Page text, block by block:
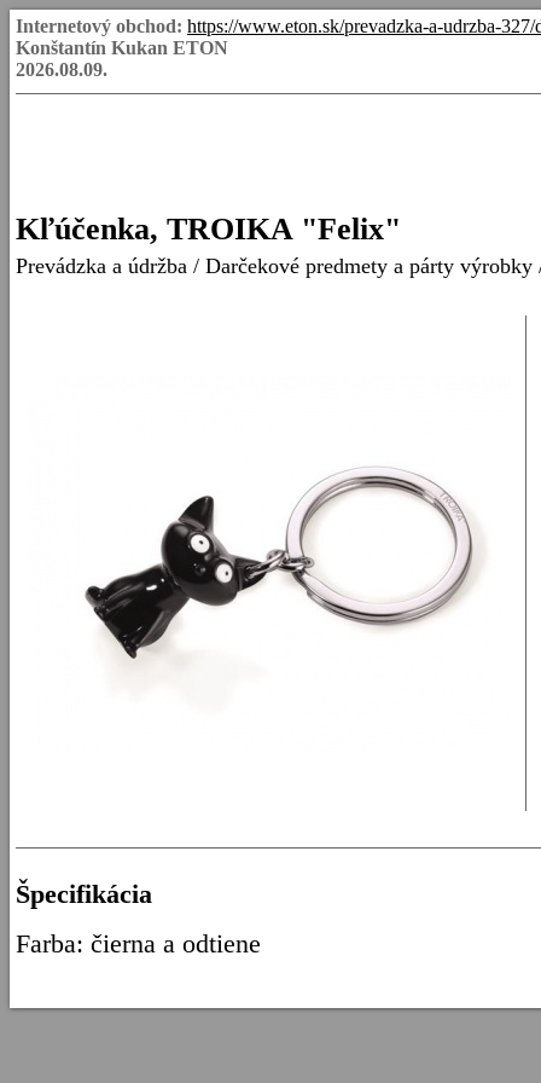
Internetový obchod: https://www.eton.sk/prevadzka-a-udrzba-
Konštantín Kukan ETON
2026.08.09.
Kľúčenka, TROIKA "Felix"
Prevádzka a údržba / Darčekové predmety a párty výrobky
Špecifikácia
Farba: čierna a odtiene